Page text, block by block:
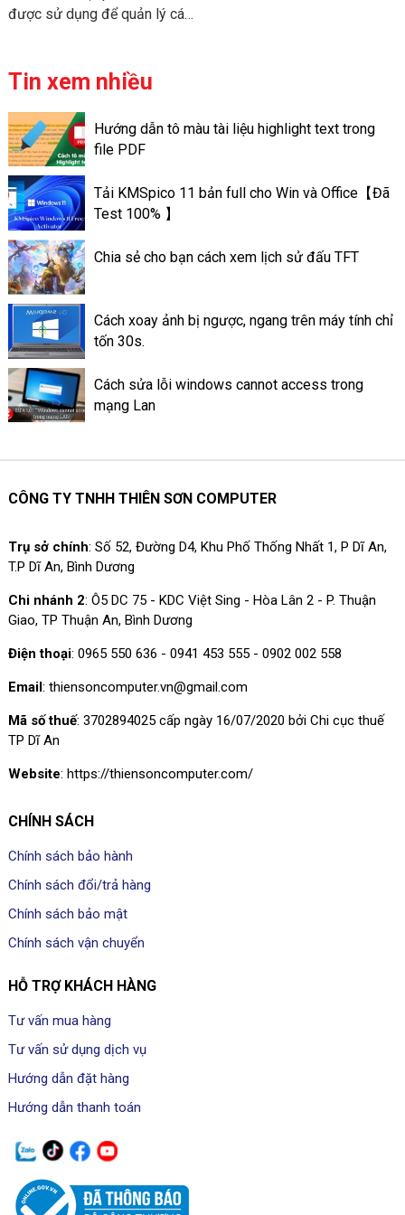
được sử dụng để quản lý các
quản trị cơ sở các dữ liệu quan
database management
system, được viết tắt:
RDBMS). Nó mang những
chức năng quản lý và chỉnh
sửa và truy xuất dữ liệu thành
dạng bảng.
Tin xem nhiều
Hướng dẫn tô màu tài liệu highlight text trong
file PDF
Tải KMSpico 11 bản full cho Win và Office【Đã
Test 100% 】
Chia sẻ cho bạn cách xem lịch sử đấu TFT
Cách xoay ảnh bị ngược, ngang trên máy tính chỉ
tốn 30s.
Cách sửa lỗi windows cannot access trong
mạng Lan
CÔNG TY TNHH THIÊN SƠN COMPUTER
Trụ sở chính: Số 52, Đường D4, Khu Phố Thống Nhất 1, P Dĩ An,
T.P Dĩ An, Bình Dương
Chi nhánh 2: Ô5 DC 75 - KDC Việt Sing - Hòa Lân 2 - P. Thuận
Giao, TP Thuận An, Bình Dương
Điện thoại: 0965 550 636 - 0941 453 555 - 0902 002 558
Email: thiensoncomputer.vn@gmail.com
Mã số thuế: 3702894025 cấp ngày 16/07/2020 bởi Chi cục thuế
TP Dĩ An
Website: https://thiensoncomputer.com/
CHÍNH SÁCH
Chính sách bảo hành
Chính sách đổi/trả hàng
Chính sách bảo mật
Chính sách vận chuyển
HỖ TRỢ KHÁCH HÀNG
Tư vấn mua hàng
Tư vấn sử dụng dịch vụ
Hướng dẫn đặt hàng
Hướng dẫn thanh toán